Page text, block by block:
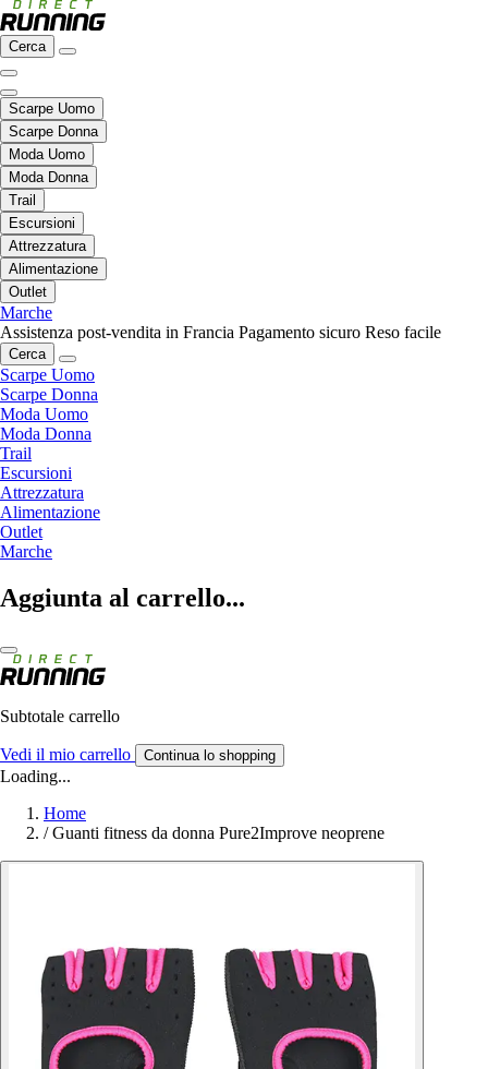
Cerca
Scarpe Uomo
Scarpe Donna
Moda Uomo
Moda Donna
Trail
Escursioni
Attrezzatura
Alimentazione
Outlet
Marche
Assistenza post-vendita in Francia Pagamento sicuro Reso facile
Cerca
Scarpe Uomo
Scarpe Donna
Moda Uomo
Moda Donna
Trail
Escursioni
Attrezzatura
Alimentazione
Outlet
Marche
Aggiunta al carrello...
Subtotale carrello
Vedi il mio carrello Continua lo shopping
Loading...
Home
/ Guanti fitness da donna Pure2Improve neoprene